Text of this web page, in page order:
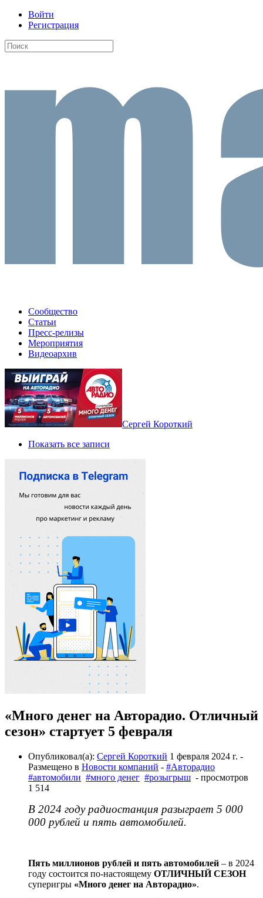
Войти
Регистрация
Сообщество
Статьи
Пресс-релизы
Мероприятия
Видеоархив
Сергей Короткий
Показать все записи
«Много денег на Авторадио. Отличный
сезон» стартует 5 февраля
Опубликовал(а): Сергей Короткий 1 февраля 2024 г. -
Размещено в Новости компаний - #Авторадио
#автомобили #много денег #розыгрыш - просмотров
1 514
В 2024 году радиостанция разыграет 5 000
000 рублей и пять автомобилей.
Пять миллионов рублей и пять автомобилей – в 2024
году состоится по-настоящему ОТЛИЧНЫЙ СЕЗОН
суперигры «Много денег на Авторадио».